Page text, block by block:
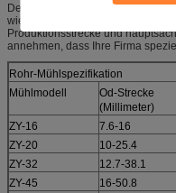
Dementsprechend zu den
wie durchbrannten gegeben, und
Produktionsstrecke und
annehmen, dass Ihre Firma
Rohr-Mühlspezifikation
Mühlmodell
Od-Strecke
(Millimeter)
ZY-16
7.6-16
ZY-20
10-25.4
ZY-32
12.7-38.1
ZY-45
16-50.8